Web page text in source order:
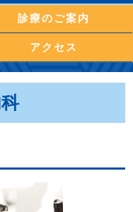
診療のご案内
アクセス